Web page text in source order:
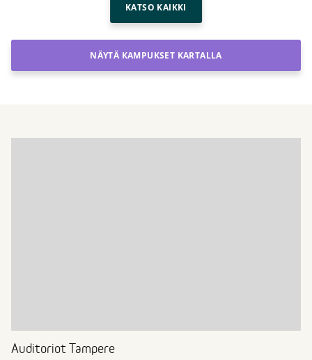
KATSO KAIKKI
NÄYTÄ KAMPUKSET KARTALLA
Auditoriot Tampere